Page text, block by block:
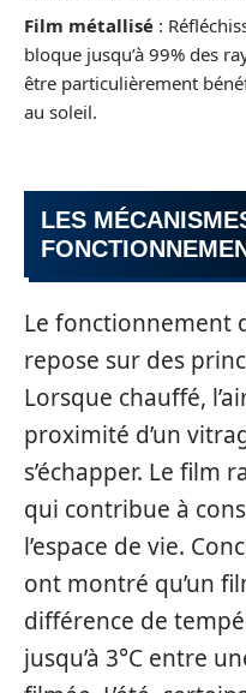
Film métallisé :
bloque jusqu’à 99% des
être particulièrement
au soleil.
LES
Le fonctionnement
repose sur des
Lorsque chauffé,
proximité d’un
s’échapper. Le film
qui contribue à
l’espace de vie.
ont montré qu’un
différence de
jusqu’à 3°C entre